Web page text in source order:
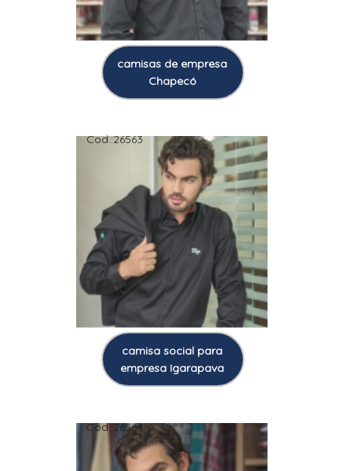
camisas de empresa
Chapecó
Cod.:26563
camisa social para
empresa Igarapava
Cod.:26564